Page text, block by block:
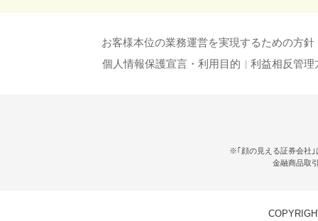
お客様本位の業務運営を実現するための方針
個人情報保護宣言・利用目的
利益相反管理
※｢顔の見える証券会社｣
金融商品取